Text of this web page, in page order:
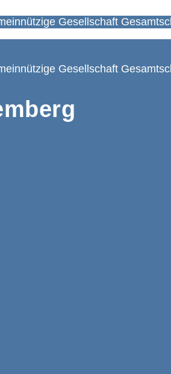
Gesellschaft
Gesellschaft